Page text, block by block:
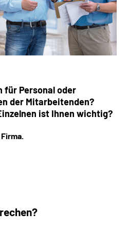
für Personal oder
der Mitarbeitenden?
ist Ihnen wichtig?